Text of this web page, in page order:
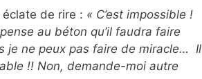
de rire : « C’est impossible !
au béton qu’il faudra faire
je ne peux pas faire de miracle… Il
!! Non, demande-moi autre